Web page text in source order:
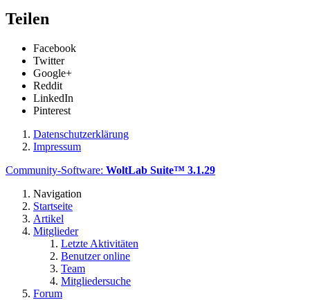
Teilen
Facebook
Twitter
Google+
Reddit
LinkedIn
Pinterest
Datenschutzerklärung
Impressum
Community-Software: WoltLab Suite™ 3.1.29
Navigation
Startseite
Artikel
Mitglieder
Letzte Aktivitäten
Benutzer online
Team
Mitgliedersuche
Forum